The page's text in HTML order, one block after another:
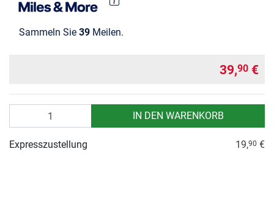
Sammeln Sie 39 Meilen.
39,90 €
IN DEN WARENKORB
Expresszustellung 19,90 €